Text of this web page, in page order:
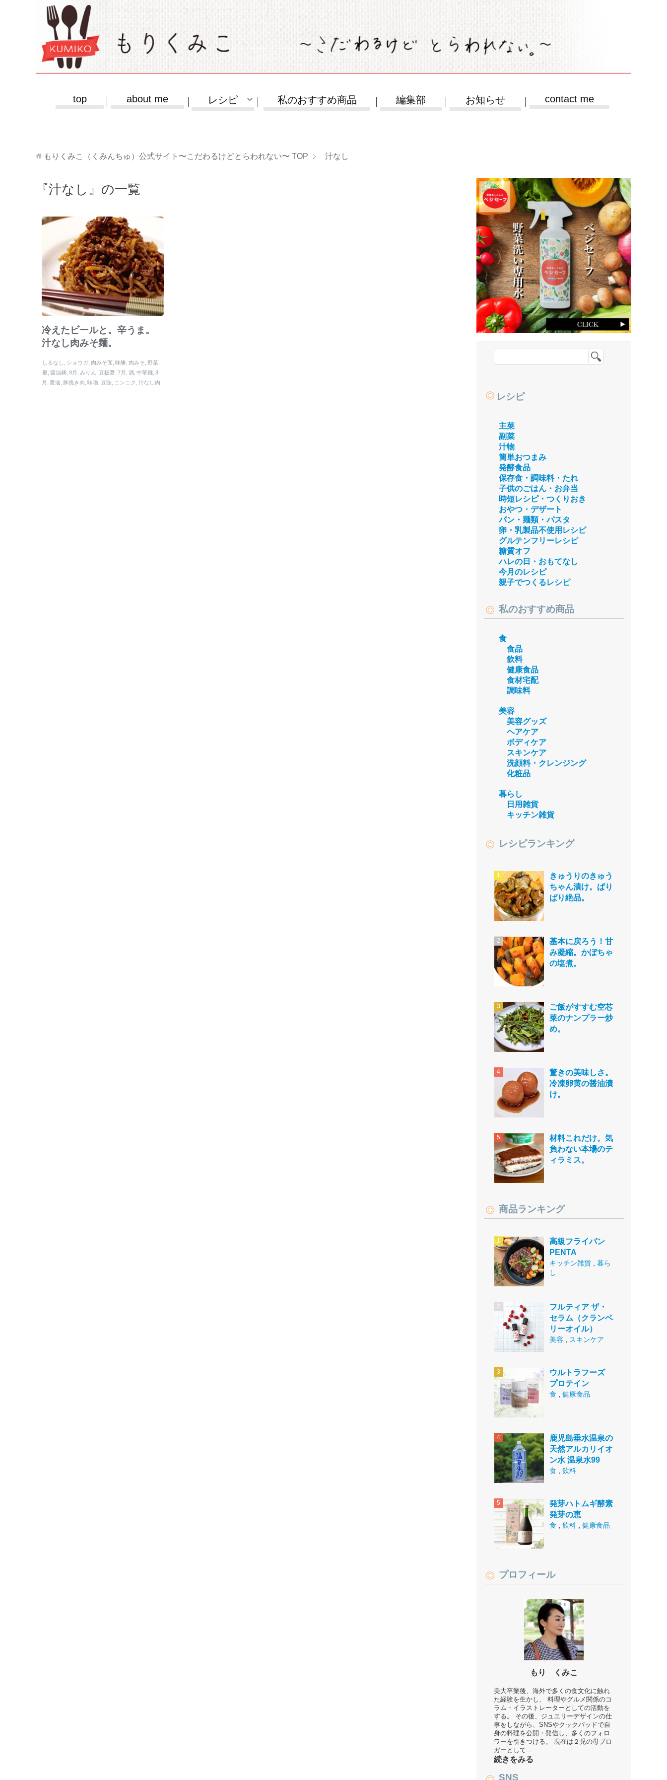
top about me レシピ 私のおすすめ商品 編集部 お知らせ contact me
もりくみこ（くみんちゅ）公式サイト〜こだわるけどとらわれない〜 TOP 汁なし
『汁なし』の一覧
冷えたビールと。辛うま。
汁なし肉みそ麺。
しるなし ショウガ 肉みそ面 味醂 肉みそ 野菜
夏 醤油麹 9月 みりん 豆板醤 7月 酒 中華麺 8
月
醤油 豚挽き肉 味噌 豆豉 ニンニク 汁なし肉
レシピ
主菜
副菜
汁物
簡単おつまみ
発酵食品
保存食・調味料・たれ
子供のごはん・お弁当
時短レシピ・つくりおき
おやつ・デザート
パン・麺類・パスタ
卵・乳製品不使用レシピ
グルテンフリーレシピ
糖質オフ
ハレの日・おもてなし
今月のレシピ
親子でつくるレシピ
私のおすすめ商品
食
食品
飲料
健康食品
食材宅配
調味料
美容
美容グッズ
ヘアケア
ボディケア
スキンケア
洗顔料・クレンジング
化粧品
暮らし
日用雑貨
キッチン雑貨
レシピランキング
きゅうりのきゅう
ちゃん漬け。ぱり
ぱり絶品。
基本に戻ろう！甘
み凝縮。かぼちゃ
の塩煮。
ご飯がすすむ空芯
菜のナンプラー炒
め。
驚きの美味しさ。
冷凍卵黄の醤油漬
け。
材料これだけ。気
負わない本場のテ
ィラミス。
商品ランキング
高級フライパン
PENTA
キッチン雑貨
暮ら
し
フルティア ザ・
セラム（クランベ
リーオイル）
美容 スキンケア
ウルトラフーズ
プロテイン
食 健康食品
鹿児島垂水温泉の
天然アルカリイオ
ン水 温泉水99
食 飲料
発芽ハトムギ酵素
発芽の恵
食 飲料 健康食品
プロフィール
もり くみこ
美大卒業後、海外で多くの食文化に触れ
た経験を生かし、 料理やグルメ関係のコ
ラム・イラストレーターとしての活動を
する。 その後、ジュエリーデザインの仕
事をしながら、SNSやクックパッドで自
身の料理を公開・発信し、多くのフォロ
ワーを引きつける。 現在は２児の母ブロ
ガーとして...
続きをみる
SNS